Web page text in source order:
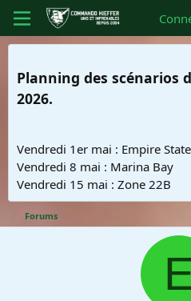
Planning des scénarios
2026.
Vendredi 1er mai : Empire State
Vendredi 8 mai : Marina Bay
Vendredi 15 mai : Zone 22B
Forums